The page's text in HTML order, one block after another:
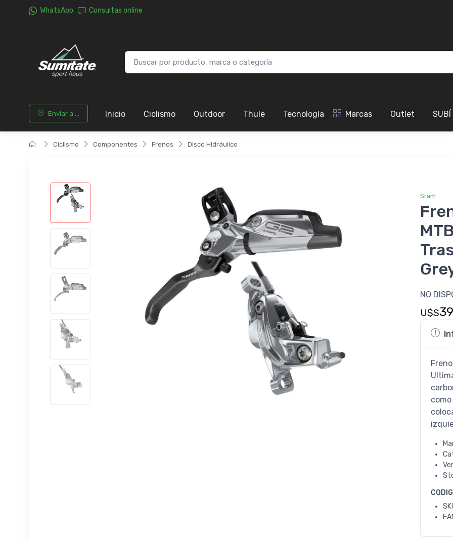
WhatsApp Consultas online
Enviar a ... Inicio Ciclismo Outdoor Thule Tecnología Marcas Outlet SUBÍ
Ciclismo Componentes Frenos Disco Hidráulico
Sram
NO
U$S